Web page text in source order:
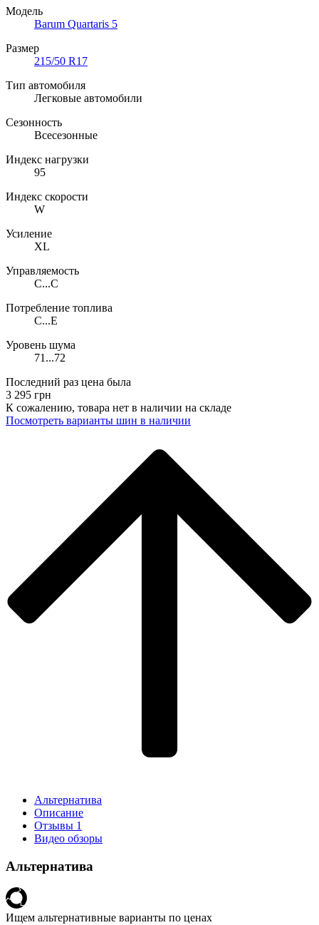
Модель
Barum Quartaris 5
Размер
215/50 R17
Тип автомобиля
Легковые автомобили
Сезонность
Всесезонные
Индекс нагрузки
95
Индекс скорости
W
Усиление
XL
Управляемость
C...C
Потребление топлива
C...E
Уровень шума
71...72
Последний раз цена была
3 295 грн
К сожалению, товара нет в наличии на складе
Поcмотреть варианты шин в наличии
Альтернатива
Описание
Отзывы 1
Видео обзоры
Альтернатива
Ищем альтернативные варианты по ценах